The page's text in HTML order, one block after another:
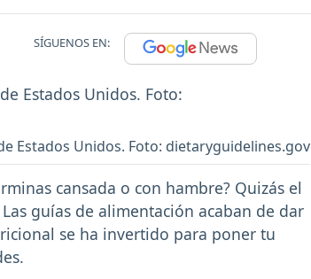
SÍGUENOS EN:
Estados Unidos. Foto: dietaryguidelines.gov
cansada o con hambre? Quizás el
guías de alimentación acaban de dar
se ha invertido para poner tu